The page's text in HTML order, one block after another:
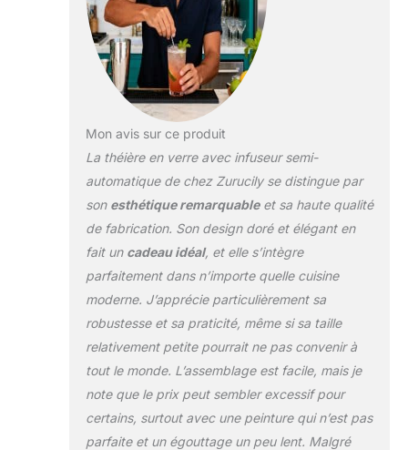
le thé parfumé, le thé
en vrac, les sachets de
thé et le thé aux fruits.
Cadeau : profitez de
votre temps de thé à la
lors de fêtes.
Également une
excellente idée de
cadeau pour différentes
occasions et
anniversaires.
Mon avis sur ce produit
La théière en verre avec infuseur semi-
automatique de chez Zurucily se distingue par
son esthétique remarquableet sa haute qualité
de fabrication. Son design doré et élégant en
fait un cadeau idéal, et elle s’intègre
parfaitement dans n’importe quelle cuisine
moderne. J’apprécie particulièrement sa
robustesse et sa praticité, même si sa taille
relativement petite pourrait ne pas convenir à
tout le monde. L’assemblage est facile, mais je
note que le prix peut sembler excessif pour
certains, surtout avec une peinture qui n’est pas
parfaite et un égouttage un peu lent. Malgré